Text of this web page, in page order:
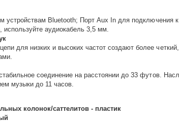
устройствам Bluetooth; Порт Aux In для подключения
аудиокабель 3,5 мм.
для низких и высоких частот создают более
соединение на расстоянии до 33 футов.
музыки до 11 часов.
колонок/саттелитов - пластик